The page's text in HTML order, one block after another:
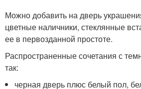
Можно добавить на дверь
цветные наличники, стеклянные
ее в первозданной простоте.
Распространенные сочетания с
так:
черная дверь плюс белый пол,